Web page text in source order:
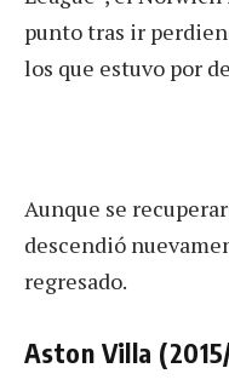
punto tras ir
los que estuvo por
Aunque se
descendió
regresado.
Aston Villa